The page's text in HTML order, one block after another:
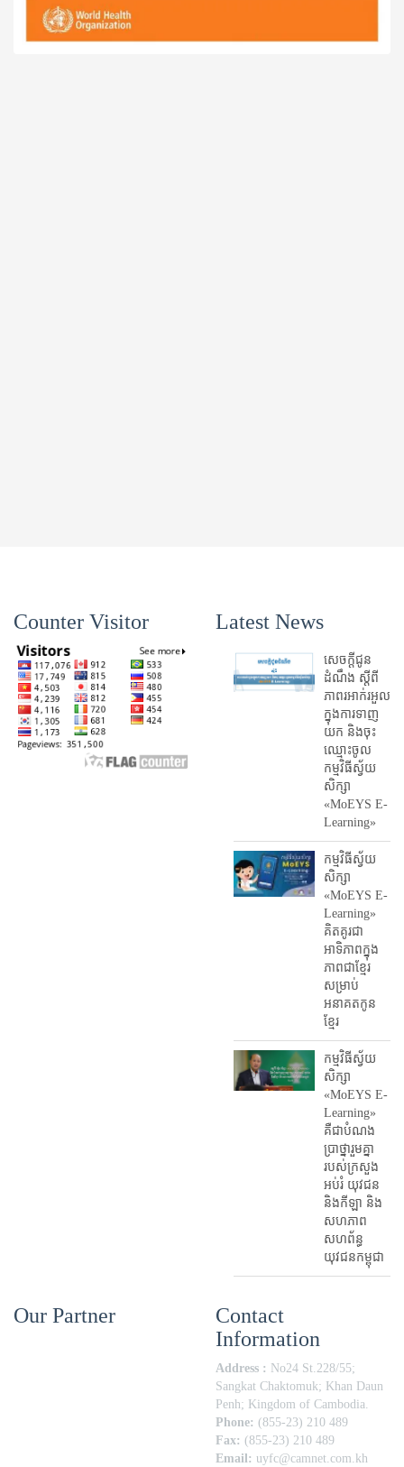
Counter Visitor Latest News
សេចក្តីជូន
ដំណឹង ស្តី​ពី
ភាព​រអាក់រអួល​
ក្នុងការ​ទាញ​
យក និង​ចុះ​
ឈ្មោះ​ចូល​
កម្មវិធី​ស្វ័យ
សិក្សា
«MoEYS E-
Learning»
កម្មវិធីស្វ័យ
សិក្សា
«MoEYS E-
Learning»
គិតគូរជា
អាទិភាពក្នុង
ភាពជាខ្មែរ
សម្រាប់
អនាគតកូន
ខ្មែរ
កម្មវិធីស្វ័យ
សិក្សា
«MoEYS E-
Learning»
គឺជាបំណង
ប្រាថ្នារួមគ្នា
របស់ក្រសួង
អប់រំ​ យុវជន
និងកីឡា និង
សហភាព
សហព័ន្ធ
យុវជនកម្ពុជា
Our Partner
Contact
Information
Address : No24 St.228/55;
Sangkat Chaktomuk; Khan Daun
Penh; Kingdom of Cambodia.
Phone: (855-23) 210 489
Fax: (855-23) 210 489
Email: uyfc@camnet.com.kh